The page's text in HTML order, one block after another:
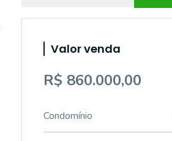
Valor venda
R$ 860.000,00
Condomínio